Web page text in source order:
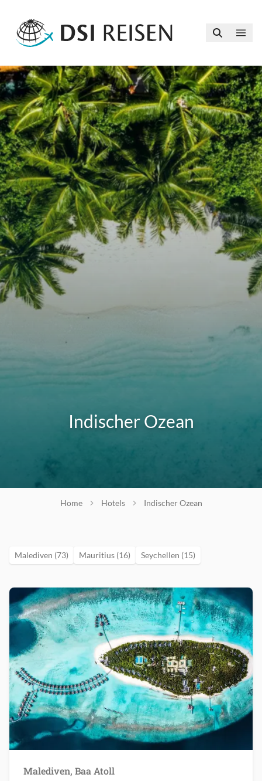
Indischer Ozean
Home Hotels Indischer Ozean
Malediven (73) Mauritius (16) Seychellen (15)
Malediven, Baa Atoll